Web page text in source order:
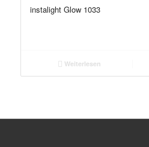
instalight Glow 1033
Weiterlesen